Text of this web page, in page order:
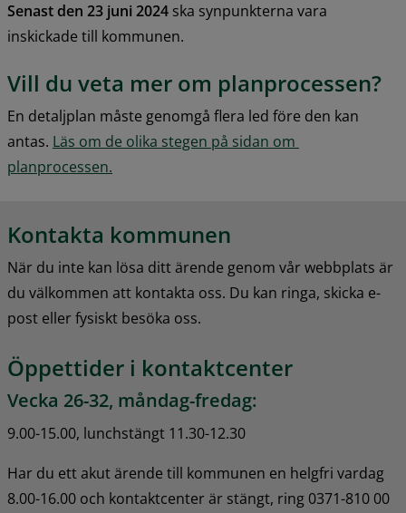
Senast den 23 juni 2024 ska synpunkterna vara
inskickade till kommunen.
Vill du veta mer om planprocessen?
En detaljplan måste genomgå flera led före den kan
antas. Läs om de olika stegen på sidan om
planprocessen.
Kontakta kommunen
När du inte kan lösa ditt ärende genom vår webbplats är
du välkommen att kontakta oss. Du kan ringa, skicka e-
post eller fysiskt besöka oss.
Öppettider i kontaktcenter
Vecka 26-32, måndag-fredag:
9.00-15.00, lunchstängt 11.30-12.30
Har du ett akut ärende till kommunen en helgfri vardag
8.00-16.00 och kontaktcenter är stängt, ring 0371-810 00